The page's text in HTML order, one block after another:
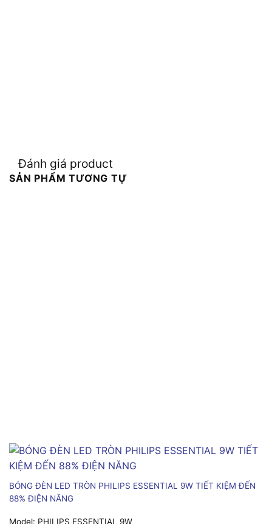
Đánh giá product
SẢN PHẨM TƯƠNG TỰ
BÓNG ĐÈN LED TRÒN PHILIPS ESSENTIAL 9W TIẾT KIỆM ĐẾN
88% ĐIỆN NĂNG
Model: PHILIPS ESSENTIAL 9W